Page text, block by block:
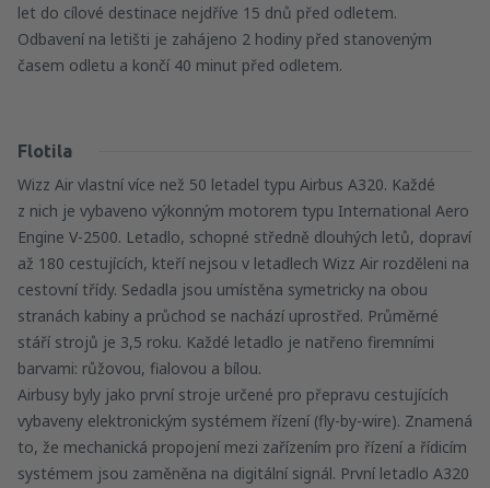
let do cílové destinace nejdříve 15 dnů před odletem.
Odbavení na letišti je zahájeno 2 hodiny před stanoveným
časem odletu a končí 40 minut před odletem.
Flotila
Wizz Air vlastní více než 50 letadel typu Airbus A320. Každé
z nich je vybaveno výkonným motorem typu International Aero
Engine V-2500. Letadlo, schopné středně dlouhých letů, dopraví
až 180 cestujících, kteří nejsou v letadlech Wizz Air rozděleni na
cestovní třídy. Sedadla jsou umístěna symetricky na obou
stranách kabiny a průchod se nachází uprostřed. Průměrné
stáří strojů je 3,5 roku. Každé letadlo je natřeno firemními
barvami: růžovou, fialovou a bílou.
Airbusy byly jako první stroje určené pro přepravu cestujících
vybaveny elektronickým systémem řízení (fly-by-wire). Znamená
to, že mechanická propojení mezi zařízením pro řízení a řídicím
systémem jsou zaměněna na digitální signál. První letadlo A320